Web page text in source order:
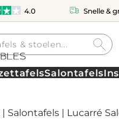
4.0 Snelle &
Salontafels
| Salontafels | Lucarré